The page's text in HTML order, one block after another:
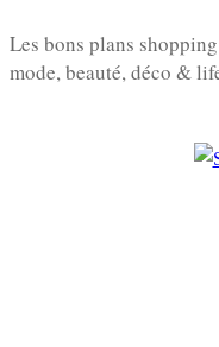
au
Les bons plans shopping
mode, beauté, déco &